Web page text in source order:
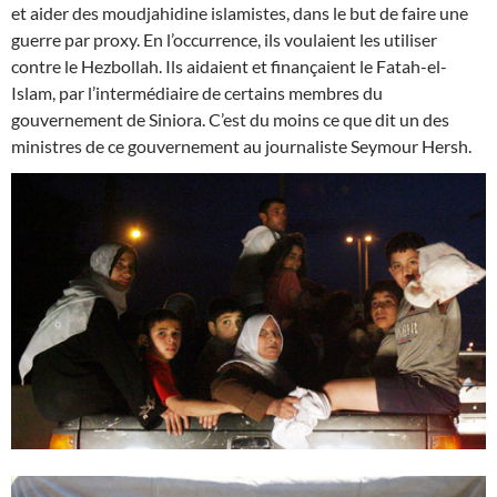
et aider des moudjahidine islamistes, dans le but de faire une
guerre par proxy. En l’occurrence, ils voulaient les utiliser
contre le Hezbollah. Ils aidaient et finançaient le Fatah-el-
Islam, par l’intermédiaire de certains membres du
gouvernement de Siniora. C’est du moins ce que dit un des
ministres de ce gouvernement au journaliste Seymour Hersh.